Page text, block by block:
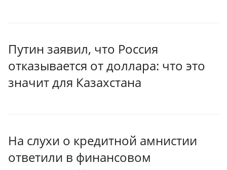
Путин заявил, что Россия
отказывается от доллара: что это
значит для Казахстана
На слухи о кредитной амнистии
ответили в финансовом